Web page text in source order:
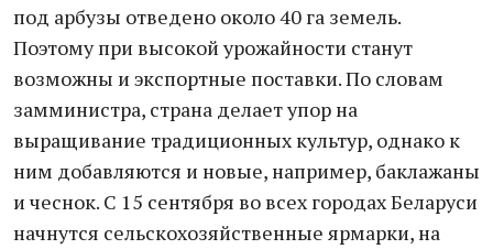
под арбузы отведено около 40 га земель.
Поэтому при высокой урожайности станут
возможны и экспортные поставки. По словам
замминистра, страна делает упор на
выращивание традиционных культур, однако к
ним добавляются и новые, например, баклажаны
и чеснок. С 15 сентября во всех городах Беларуси
начнутся сельскохозяйственные ярмарки, на